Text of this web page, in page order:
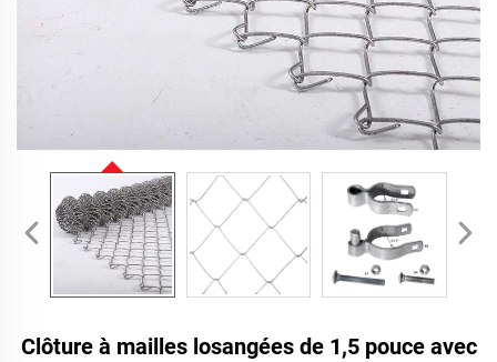
Clôture à mailles losangées de 1,5 pouce avec